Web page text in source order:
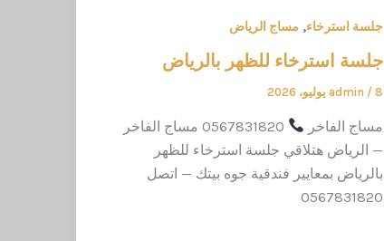
جلسة استرخاء, مساج الرياض
جلسة استرخاء للظهر بالرياض
admin /8 يوليو، 2026
مساج الفاخر
0567831820 مساج الفاخر
— الرياض هتلاقي جلسة استرخاء للظهر
بالرياض بمعايير فندقية جوه بيتك — اتصل
0567831820